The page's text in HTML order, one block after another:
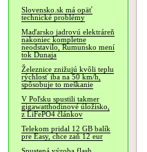
Slovensko.sk má opäť
technické problémy
Maďarsko jadrovú elektráreň
nakoniec kompletne
neodstavilo, Rumunsko mení
tok Dunaja
Železnice znižujú kvôli teplu
rýchlosť iba na 50 km/h,
spôsobuje to meškanie
V Poľsku spustili takmer
gigawatthodinové úložisko,
z LiFePO4 článkov
Telekom pridal 12 GB balík
pre Easy, chce zaň 12 eur